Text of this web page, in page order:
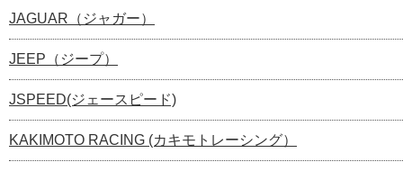
JAGUAR（ジャガー）
JEEP（ジープ）
JSPEED(ジェースピード)
KAKIMOTO RACING (カキモトレーシング）